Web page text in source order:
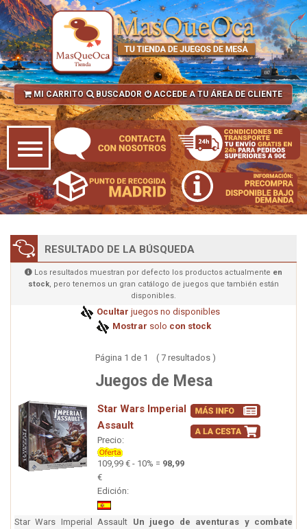
MI CARRITO BUSCADOR ACCEDE A TU ÁREA DE CLIENTE
RESULTADO DE LA BÚSQUEDA
Los resultados muestran por defecto los productos actualmente en
stock, pero tenemos un gran catálogo de juegos que también están
disponibles.
Ocultar juegos no disponibles
Mostrar solo con stock
Página 1 de 1 ( 7 resultados )
Juegos de Mesa
Star Wars Imperial
Assault
Precio:
109,99 € - 10% = 98,99
€
Edición:
Star Wars Imperial Assault Un juego de aventuras y combate